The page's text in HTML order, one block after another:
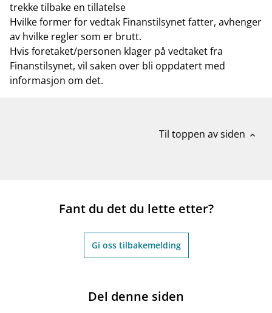
trekke tilbake en tillatelse
Hvilke former for vedtak Finanstilsynet fatter, avhenger
av hvilke regler som er brutt.
Hvis foretaket/personen klager på vedtaket fra
Finanstilsynet, vil saken over bli oppdatert med
informasjon om det.
Til toppen av siden expand_less
Fant du det du lette etter?
Gi oss tilbakemelding
Del denne siden